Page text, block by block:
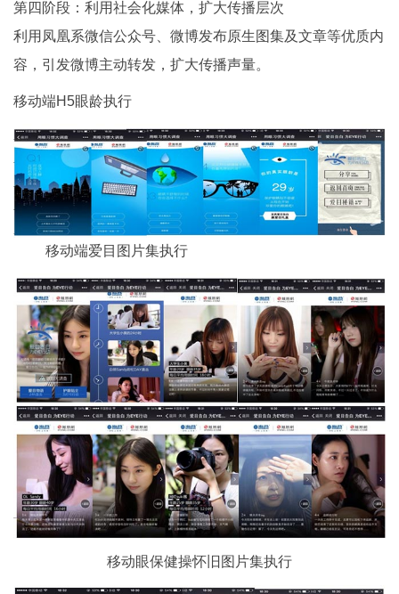
第四阶段：利用社会化媒体，扩大传播层次
利用凤凰系微信公众号、微博发布原生图集及文章等优质内
容，引发微博主动转发，扩大传播声量。
移动端H5眼龄执行
移动端爱目图片集执行
移动眼保健操怀旧图片集执行